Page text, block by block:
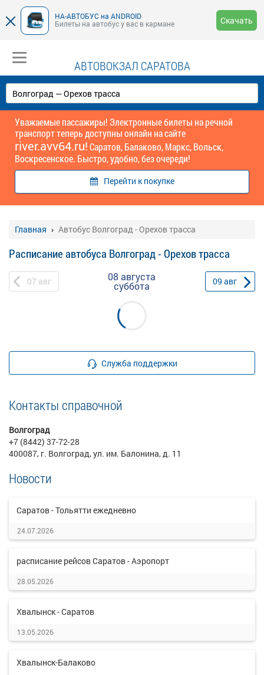
НА-АВТОБУС на ANDROID
Билеты на автобус у вас в кармане
Скачать
АВТОВОКЗАЛ САРАТОВА
Уважаемые пассажиры! Электронные билеты на речной
транспорт теперь доступны онлайн на сайте
river.avv64.ru!Саратов, Балаково, Маркс, Вольск,
Воскресенское. Быстро, удобно, без очереди!
Перейти к покупке
Главная Автобус Волгоград - Орехов трасса
Расписание автобуса Волгоград - Орехов трасса
07 авг 08 августа
суббота 09 авг
Служба поддержки
Контакты справочной
Волгоград
+7 (8442) 37-72-28
400087, г. Волгоград, ул. им. Балонина, д. 11
Новости
Саратов - Тольятти ежедневно
24.07.2026
расписание рейсов Саратов - Аэропорт
28.05.2026
Хвалынск - Саратов
13.05.2026
Хвалынск-Балаково